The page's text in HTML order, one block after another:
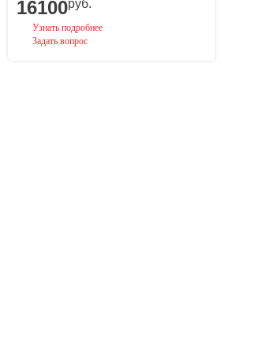
16100руб.
Узнать подробнее
Задать вопрос